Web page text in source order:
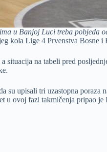
u Banjoj Luci treba pobjeda
kola Lige 4 Prvenstva
na tabeli pred
su upisali tri uzastopna
ovoj fazi takmičenja pripao